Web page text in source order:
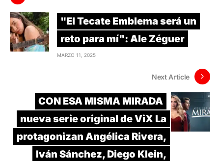
"El Tecate Emblema será un
reto para mí": Ale Zéguer
MARZO 11, 2025
Next Article
CON ESA MISMA MIRADA
nueva serie original de ViX La
protagonizan Angélica Rivera,
Iván Sánchez, Diego Klein,